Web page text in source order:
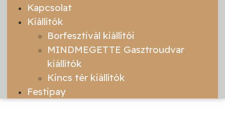
Kapcsolat
Kiállítók
Borfesztivál kiállítói
MINDMEGETTE Gasztroudvar
kiállítók
Kincs tér kiállítók
Festipay